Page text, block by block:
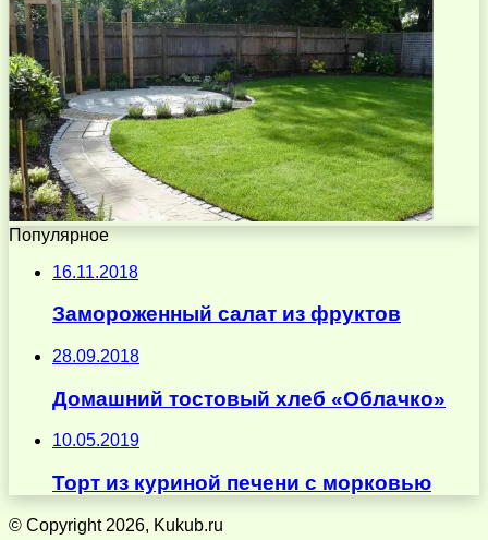
Популярное
16.11.2018
Замороженный салат из фруктов
28.09.2018
Домашний тостовый хлеб «Облачко»
10.05.2019
Торт из куриной печени с морковью
© Copyright 2026, Kukub.ru